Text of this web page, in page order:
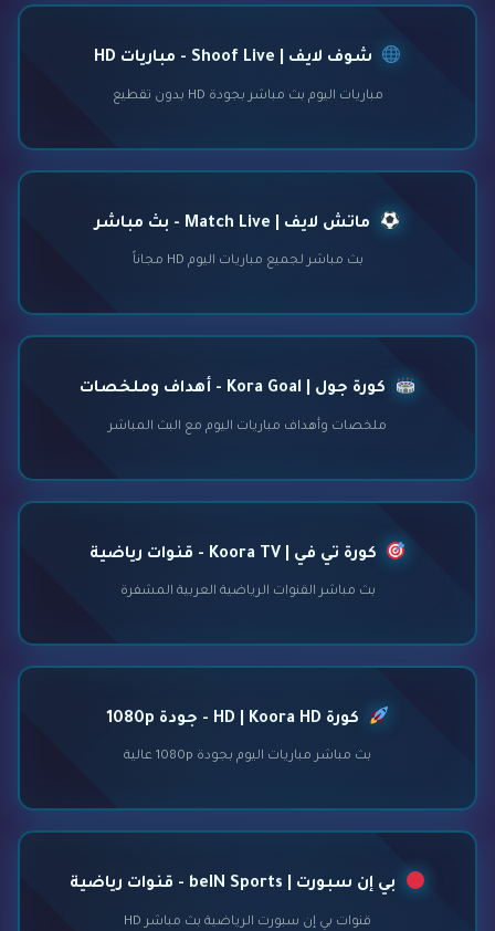
شوف لايف | Shoof Live - مباريات HD
مباريات اليوم بث مباشر بجودة HD بدون تقطيع
ماتش لايف | Match Live - بث مباشر
بث مباشر لجميع مباريات اليوم HD مجاناً
كورة جول | Kora Goal - أهداف وملخصات
ملخصات وأهداف مباريات اليوم مع البث المباشر
كورة تي في | Koora TV - قنوات رياضية
بث مباشر القنوات الرياضية العربية المشفرة
كورة HD | Koora HD - جودة 1080p
بث مباشر مباريات اليوم بجودة 1080p عالية
بي إن سبورت | beIN Sports - قنوات رياضية
قنوات بي إن سبورت الرياضية بث مباشر HD